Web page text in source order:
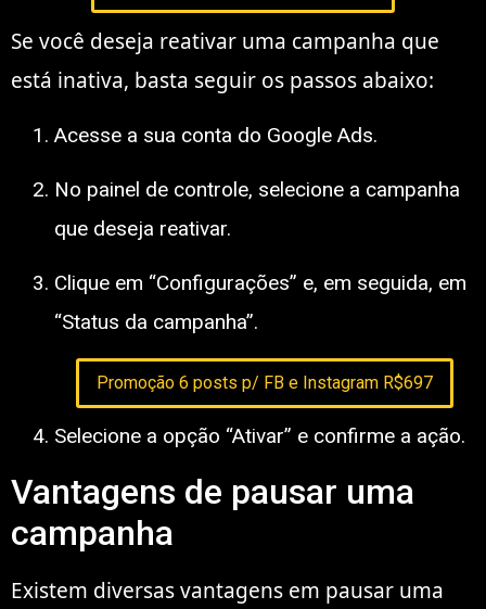
Se você deseja reativar uma campanha que
está inativa, basta seguir os passos abaixo:
Acesse a sua conta do Google Ads.
No painel de controle, selecione a campanha
que deseja reativar.
Clique em “Configurações” e, em seguida, em
“Status da campanha”.
Promoção 6 posts p/ FB e Instagram R$697
Selecione a opção “Ativar” e confirme a ação.
Vantagens de pausar uma
campanha
Existem diversas vantagens em pausar uma